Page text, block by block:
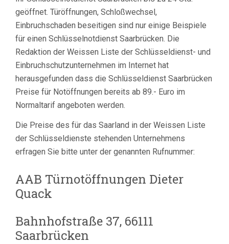
geöffnet. Türöffnungen, Schloßwechsel,
Einbruchschaden beseitigen sind nur einige Beispiele
für einen Schlüsselnotdienst Saarbrücken. Die
Redaktion der Weissen Liste der Schlüsseldienst- und
Einbruchschutzunternehmen im Internet hat
herausgefunden dass die Schlüsseldienst Saarbrücken
Preise für Notöffnungen bereits ab 89.- Euro im
Normaltarif angeboten werden.
Die Preise des für das Saarland in der Weissen Liste
der Schlüsseldienste stehenden Unternehmens
erfragen Sie bitte unter der genannten Rufnummer:
AAB Türnotöffnungen Dieter
Quack
Bahnhofstraße 37, 66111
Saarbrücken